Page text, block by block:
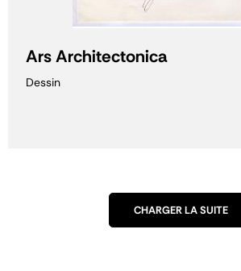
Ars Architectonica
Dessin
CHARGER LA SUITE